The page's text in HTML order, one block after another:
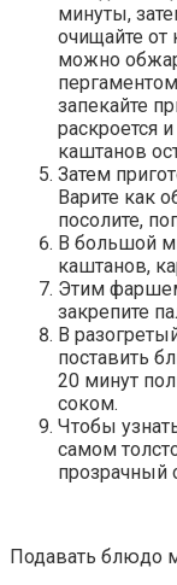
минуты,
очищайте
можно
запекайте
раскроется
каштанов
Затем
Варите как
посолите,
В большой
каштанов,
Этим
закрепите
В
поставить
20 минут
соком.
Чтобы
самом
прозрачный
Подавать блюдо